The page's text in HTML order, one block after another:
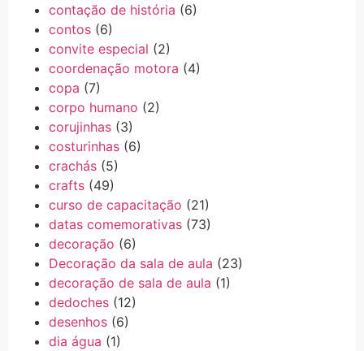
contação de história (6)
contos (6)
convite especial (2)
coordenação motora (4)
copa (7)
corpo humano (2)
corujinhas (3)
costurinhas (6)
crachás (5)
crafts (49)
curso de capacitação (21)
datas comemorativas (73)
decoração (6)
Decoração da sala de aula (23)
decoração de sala de aula (1)
dedoches (12)
desenhos (6)
dia água (1)